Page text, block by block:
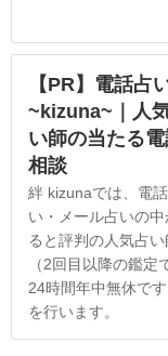
【PR】電話占
~kizuna~｜人
い師の当たる
相談
絆 kizunaでは、電
い・メール占いの
ると評判の人気占
（2回目以降の鑑定
24時間年中無休で
を行います。